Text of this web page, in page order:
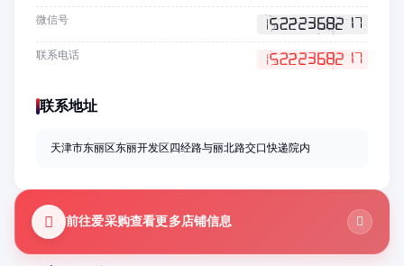
微信号
联系电话
联系地址
天津市东丽区东丽开发区四经路与丽北路交口快递院内
前往爱采购查看更多店铺信息